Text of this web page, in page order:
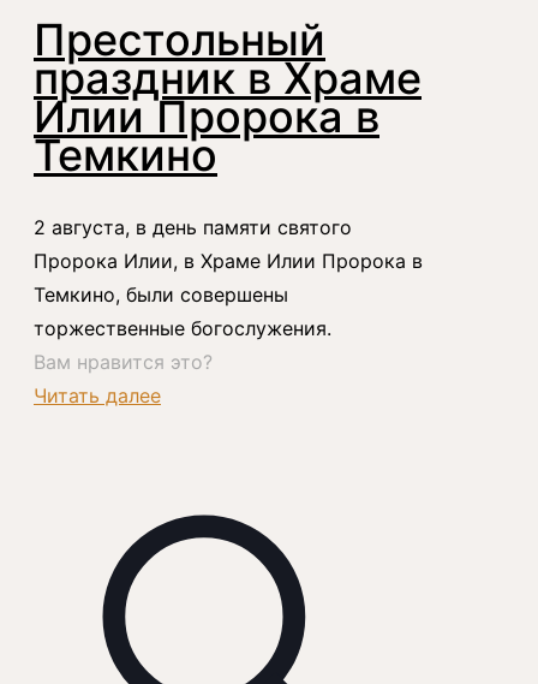
Престольный
праздник в Храме
Илии Пророка в
Темкино
2 августа, в день памяти святого
Пророка Илии, в Храме Илии Пророка в
Темкино, были совершены
торжественные богослужения.
Вам нравится это?
Читать далее